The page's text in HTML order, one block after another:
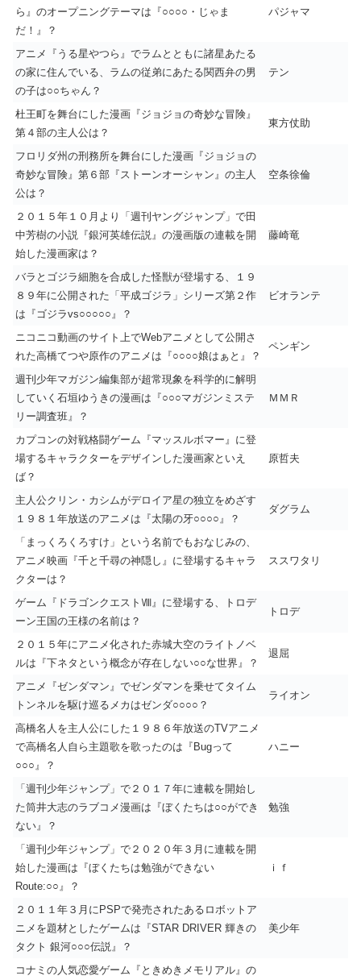
ら』のオープニングテーマは『○○○○・じゃま
だ！』？
パジャマ
アニメ『うる星やつら』でラムとともに諸星あたる
の家に住んでいる、ラムの従弟にあたる関西弁の男
の子は○○ちゃん？
テン
杜王町を舞台にした漫画『ジョジョの奇妙な冒険』
第４部の主人公は？
東方仗助
フロリダ州の刑務所を舞台にした漫画『ジョジョの
奇妙な冒険』第６部『ストーンオーシャン』の主人
公は？
空条徐倫
２０１５年１０月より「週刊ヤングジャンプ」で田
中芳樹の小説『銀河英雄伝説』の漫画版の連載を開
始した漫画家は？
藤崎竜
バラとゴジラ細胞を合成した怪獣が登場する、１９
８９年に公開された「平成ゴジラ」シリーズ第２作
は『ゴジラvs○○○○○』？
ビオランテ
ニコニコ動画のサイト上でWebアニメとして公開さ
れた高橋てつや原作のアニメは『○○○○娘はぁと』？
ペンギン
週刊少年マガジン編集部が超常現象を科学的に解明
していく石垣ゆうきの漫画は『○○○マガジンミステ
リー調査班』？
ＭＭＲ
カプコンの対戦格闘ゲーム『マッスルボマー』に登
場するキャラクターをデザインした漫画家といえ
ば？
原哲夫
主人公クリン・カシムがデロイア星の独立をめざす
１９８１年放送のアニメは『太陽の牙○○○○』？
ダグラム
「まっくろくろすけ」という名前でもおなじみの、
アニメ映画『千と千尋の神隠し』に登場するキャラ
クターは？
ススワタリ
ゲーム『ドラゴンクエストⅧ』に登場する、トロデ
ーン王国の王様の名前は？
トロデ
２０１５年にアニメ化された赤城大空のライトノベ
ルは『下ネタという概念が存在しない○○な世界』？
退屈
アニメ『ゼンダマン』でゼンダマンを乗せてタイム
トンネルを駆け巡るメカはゼンダ○○○○？
ライオン
高橋名人を主人公にした１９８６年放送のTVアニメ
で高橋名人自ら主題歌を歌ったのは『Bugって
○○○』？
ハニー
「週刊少年ジャンプ」で２０１７年に連載を開始し
た筒井大志のラブコメ漫画は『ぼくたちは○○ができ
ない』？
勉強
「週刊少年ジャンプ」で２０２０年３月に連載を開
始した漫画は『ぼくたちは勉強ができない
Route:○○』？
ｉｆ
２０１１年３月にPSPで発売されたあるロボットア
ニメを題材としたゲームは『STAR DRIVER 輝きの
タクト 銀河○○○伝説』？
美少年
コナミの人気恋愛ゲーム『ときめきメモリアル』の